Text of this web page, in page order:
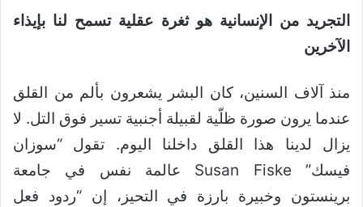
التجريد من الإنسانية هو ثغرة عقلية تسمح لنا بإيذاء
الآخرين
منذ آلاف السنين، كان البشر يشعرون بألم من القلق
عندما يرون صورة ظلّية لقبيلة أجنبية تسير فوق التل. لا
يزال لدينا هذا القلق داخلنا اليوم. تقول “سوزان
فيسك” Susan Fiske عالمة نفس في جامعة
برينستون وخبيرة بارزة في التحيز، إن “ردود فعل